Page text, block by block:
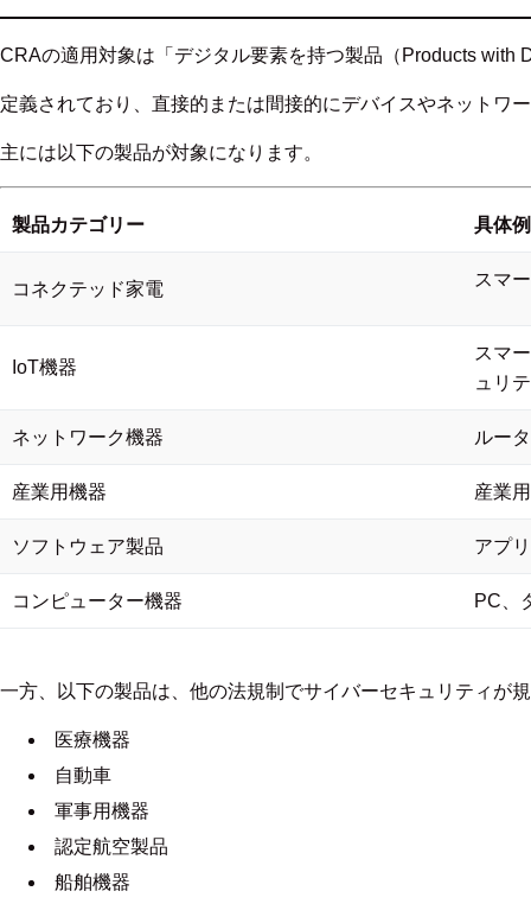
CRAの適用対象は「デジタル要素を持つ製品（Products with
定義されており、直接的または間接的にデバイスやネットワ
主には以下の製品が対象になります。
製品カテゴリー 具体例
コネクテッド家電 スマ
IoT機器
スマ
ュリ
ネットワーク機器 ルー
産業用機器 産業
ソフトウェア製品 アプ
コンピューター機器 PC、
一方、以下の製品は、他の法規制でサイバーセキュリティが
医療機器
自動車
軍事用機器
認定航空製品
船舶機器